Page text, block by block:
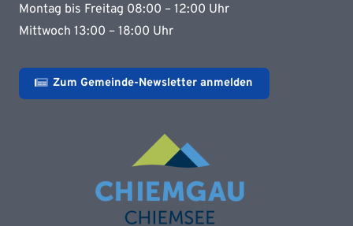
Montag bis Freitag 08:00 – 12:00 Uhr
Mittwoch 13:00 – 18:00 Uhr
Zum Gemeinde-Newsletter anmelden